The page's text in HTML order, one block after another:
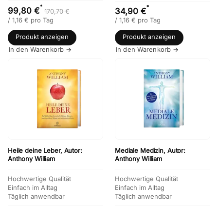
99,80 €*
170,70 €
/ 1,16 € pro Tag
Produkt anzeigen
In den Warenkorb →
34,90 €*
/ 1,16 € pro Tag
Produkt anzeigen
In den Warenkorb →
Heile deine Leber, Autor:
Anthony William
Hochwertige Qualität
Einfach im Alltag
Täglich anwendbar
Mediale Medizin, Autor:
Anthony William
Hochwertige Qualität
Einfach im Alltag
Täglich anwendbar